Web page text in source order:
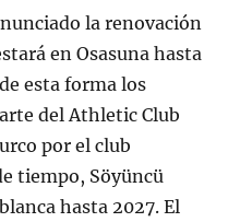
la renovación
en Osasuna hasta
esta forma los
del Athletic Club
por el club
tiempo, Söyüncü
hasta 2027. El